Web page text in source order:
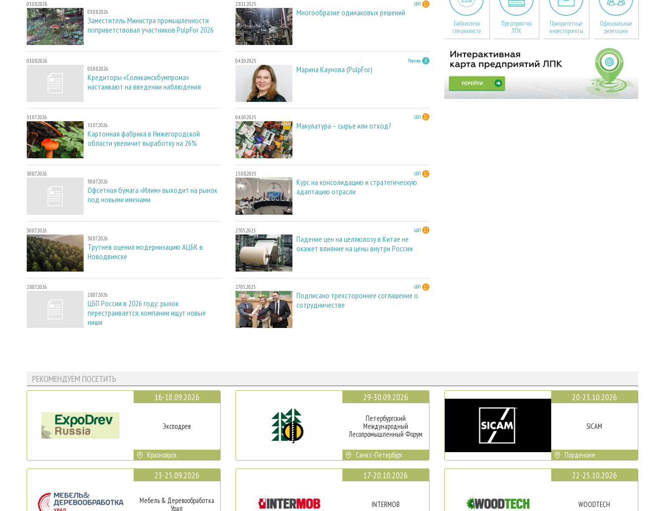
03.08.2026
03.08.2026
Заместитель Министра промышленности
поприветствовал участников PulpFor 2026
03.08.2026
03.08.2026
Кредиторы «Соликамскбумпрома»
настаивают на введении наблюдения
31.07.2026
31.07.2026
Картонная фабрика в Нижегородской
области увеличит выработку на 26%
30.07.2026
30.07.2026
Офсетная бумага «Илим» выходит на рынок
под новыми именами
30.07.2026
30.07.2026
Трутнев оценил модернизацию АЦБК в
Новодвинске
28.07.2026
28.07.2026
ЦБП России в 2026 году: рынок
перестраивается, компании ищут новые
ниши
28.11.2025 ЦБП
Многообразие одинаковых решений
04.10.2025 Персона
Марина Каунова (PulpFor)
04.10.2025 ЦБП
Макулатура – сырье или отход?
15.08.2025 ЦБП
Курс на консолидацию и стратегическую
адаптацию отрасли
27.05.2025 ЦБП
Падение цен на целлюлозу в Китае не
окажет влияние на цены внутри России
27.05.2025 ЦБП
Подписано трехстороннее соглашение о
сотрудничестве
Библиотека
специалиста
Предприятия
ЛПК
Приоритетные
инвестпроекты
Официальные
делегации
РЕКОМЕНДУЕМ ПОСЕТИТЬ
16-18.09.2026
Эксподрев
Красноярск
23-25.09.2026
Мебель & Деревообработка
Урал
29-30.09.2026
Петербургский
Международный
Лесопромышленный Форум
Санкт-Петербург
17-20.10.2026
INTERMOB
20-23.10.2026
SICAM
Порденоне
22-25.10.2026
WOODTECH